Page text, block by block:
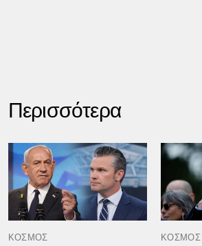
Περισσότερα
ΚΟΣΜΟΣ ΚΟΣΜΟΣ